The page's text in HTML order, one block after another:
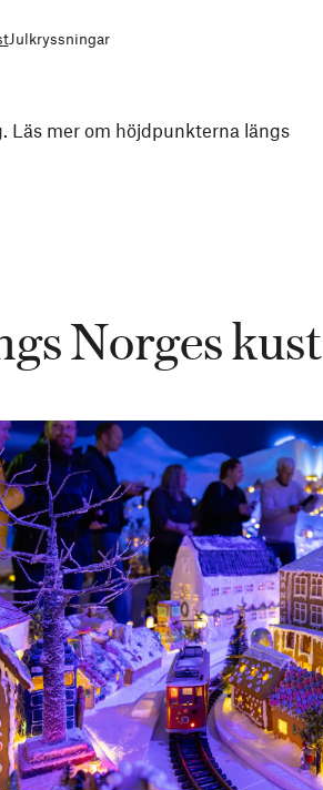
Julkryssningar
Läs mer om höjdpunkterna längs
Norges kust